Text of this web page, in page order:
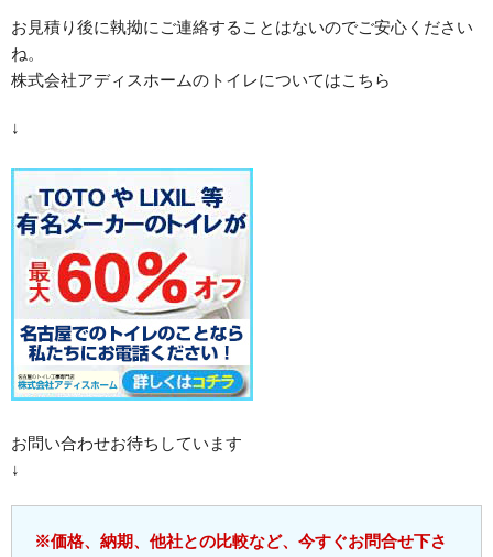
お見積り後に執拗にご連絡することはないのでご安心ください
ね。
株式会社アディスホームのトイレについてはこちら
↓
お問い合わせお待ちしています
↓
※価格、納期、他社との比較など、今すぐお問合せ下さ